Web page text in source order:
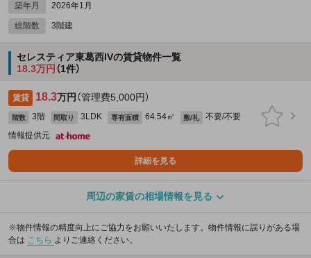
築年月
2026年1月
総階数 3階建
セレスティア東葛西IVの賃貸物件一覧
18.3万円 （1件）
賃貸 18.3万円 （管理費5,000円）
階数 3階 間取り 3LDK 専有面積 64.54㎡ 敷/礼
不要/不要
情報提供元
詳細を見る
周辺の家賃の相場情報を見る
※物件情報の精度向上にご協力をお願いいたします。物件情報に誤りがある場
合は こちら よりご連絡ください。